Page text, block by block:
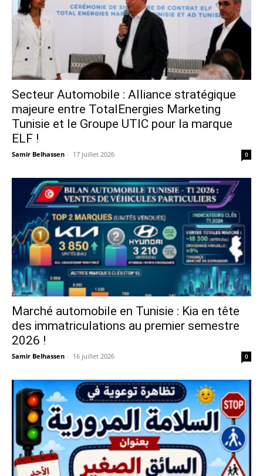
Secteur Automobile : Alliance stratégique
majeure entre TotalEnergies Marketing
Tunisie et le Groupe UTIC pour la marque
ELF !
Samir Belhassen - 17 juillet 2026 0
Marché automobile en Tunisie : Kia en tête
des immatriculations au premier semestre
2026 !
Samir Belhassen - 16 juillet 2026 0